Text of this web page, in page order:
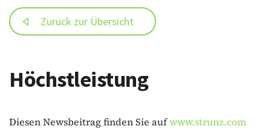
Zurück zur Übersicht
Höchstleistung
Diesen Newsbeitrag finden Sie aufwww.strunz.com